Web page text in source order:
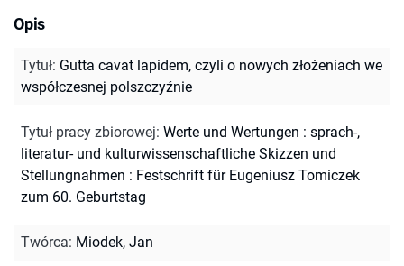
Opis
Tytuł: Gutta cavat lapidem, czyli o nowych złożeniach we
współczesnej polszczyźnie
Tytuł pracy zbiorowej: Werte und Wertungen : sprach-,
literatur- und kulturwissenschaftliche Skizzen und
Stellungnahmen : Festschrift für Eugeniusz Tomiczek
zum 60. Geburtstag
Twórca: Miodek, Jan